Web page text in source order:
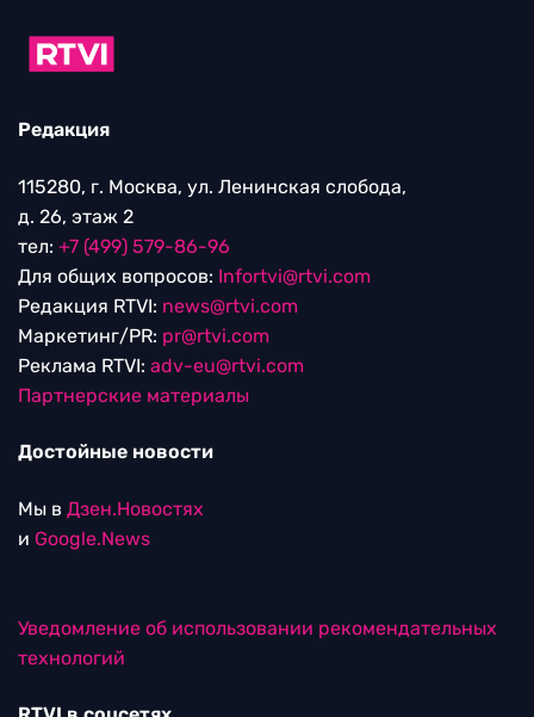
Редакция
115280, г. Москва, ул. Ленинская слобода,
д. 26, этаж 2
тел: +7 (499) 579-86-96
Для общих вопросов: Infortvi@rtvi.com
Редакция RTVI: news@rtvi.com
Маркетинг/PR: pr@rtvi.com
Реклама RTVI: adv-eu@rtvi.com
Партнерские материалы
Достойные новости
Мы в Дзен.Новостях
и Google.News
Уведомление об использовании рекомендательных
технологий